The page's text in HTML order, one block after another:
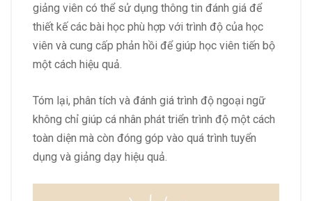
giảng viên có thể sử dụng thông tin đánh giá để
thiết kế các bài học phù hợp với trình độ của học
viên và cung cấp phản hồi để giúp học viên tiến bộ
một cách hiệu quả.
Tóm lại, phân tích và đánh giá trình độ ngoại ngữ
không chỉ giúp cá nhân phát triển trình độ một cách
toàn diện mà còn đóng góp vào quá trình tuyển
dụng và giảng dạy hiệu quả.